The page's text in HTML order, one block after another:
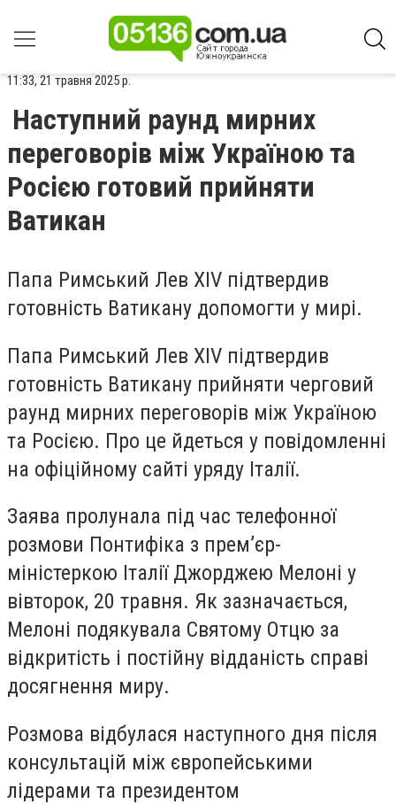
11:33, 21 травня 2025 р.
Наступний раунд мирних
переговорів між Україною та
Росією готовий прийняти
Ватикан
Папа Римський Лев XIV підтвердив
готовність Ватикану допомогти у мирі.
Папа Римський Лев XIV підтвердив
готовність Ватикану прийняти черговий
раунд мирних переговорів між Україною
та Росією. Про це йдеться у повідомленні
на офіційному сайті уряду Італії.
Заява пролунала під час телефонної
розмови Понтифіка з прем’єр-
міністеркою Італії Джорджею Мелоні у
вівторок, 20 травня. Як зазначається,
Мелоні подякувала Святому Отцю за
відкритість і постійну відданість справі
досягнення миру.
Розмова відбулася наступного дня після
консультацій між європейськими
лідерами та президентом